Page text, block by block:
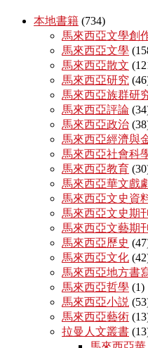
本地書籍 (734)
馬來西亞文學創
馬來西亞文學
馬來西亞散文
馬來西亞研究
馬來西亞族群研
馬來西亞評論
馬來西亞政治
馬來西亞經濟與
馬來西亞社會科
馬來西亞教育
馬來西亞華文戲
馬來西亞文史資
馬來西亞文史期刊
馬來西亞文藝期刊
馬來西亞歷史
馬來西亞文化
馬來西亞地方書
馬來西亞哲學 (1)
馬來西亞小説
馬來西亞藝術
拉曼人文叢書